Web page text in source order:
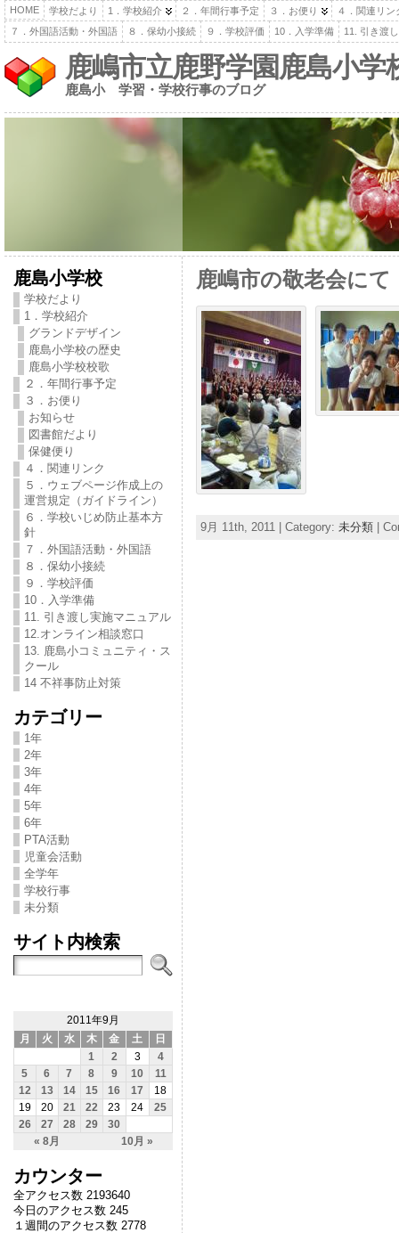
HOME 学校だより 1．学校紹介 ２．年間行事予定 ３．お便り
４．関連リン
７．外国語活動・外国語
８．保幼小接続 ９．学校評価 10．入学準備 11. 引き渡
鹿嶋市立鹿野学園鹿島小学
鹿島小 学習・学校行事のブログ
鹿島小学校
学校だより
1．学校紹介
グランドデザイン
鹿島小学校の歴史
鹿島小学校校歌
２．年間行事予定
３．お便り
お知らせ
図書館だより
保健便り
４．関連リンク
５．ウェブページ作成上の
運営規定（ガイドライン）
６．学校いじめ防止基本方
針
７．外国語活動・外国語
８．保幼小接続
９．学校評価
10．入学準備
11. 引き渡し実施マニュアル
12.オンライン相談窓口
13. 鹿島小コミュニティ・ス
クール
14 不祥事防止対策
カテゴリー
1年
2年
3年
4年
5年
6年
PTA活動
児童会活動
全学年
学校行事
未分類
サイト内検索
2011年9月
月
火 水 木 金 土 日
« 8月 10月 »
1 2 3
4
5
6 7 8 9 10
11
12
13 14 15 16 17
18
19
20 21 22 23 24
25
26
27 28 29 30
カウンター
全アクセス数 2193640
今日のアクセス数 245
１週間のアクセス数 2778
鹿嶋市の敬老会にて
9月 11th, 2011 | Category: 未分類|